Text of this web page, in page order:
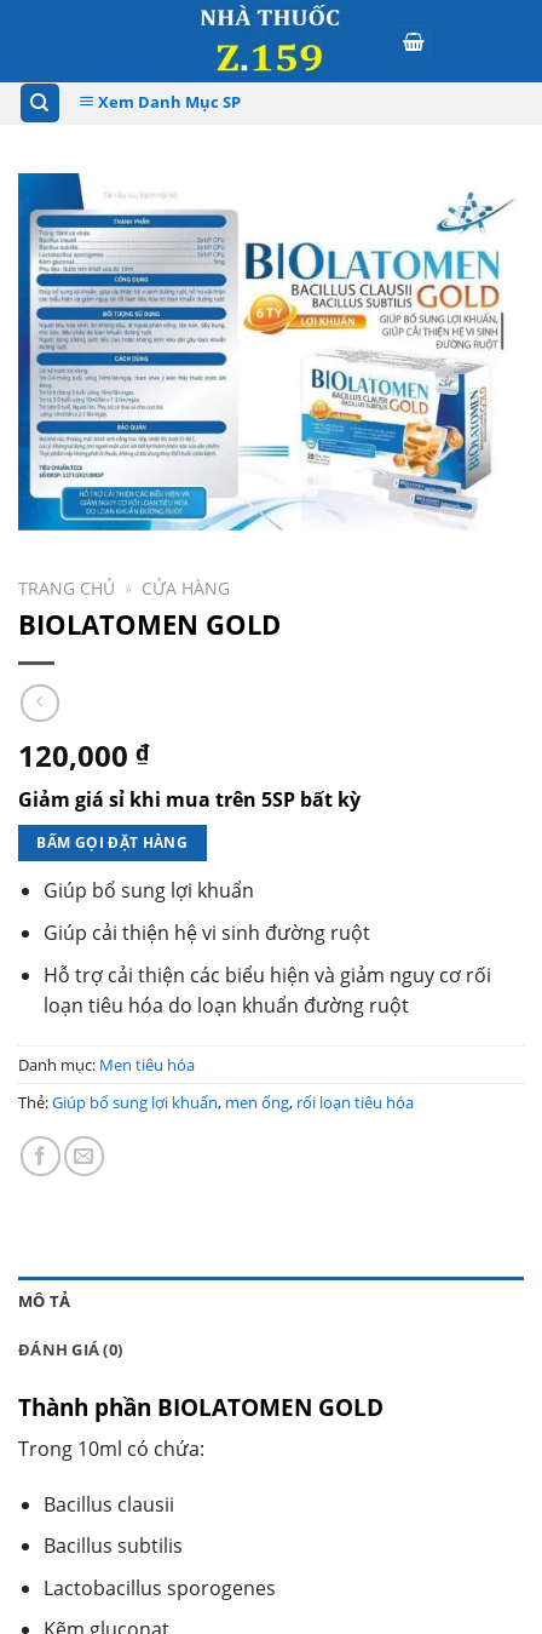
Xem Danh Mục SP
TRANG CHỦ » CỬA HÀNG
BIOLATOMEN GOLD
120,000 ₫
Giảm giá sỉ khi mua trên 5SP bất kỳ
BẤM GỌI ĐẶT HÀNG
Giúp bổ sung lợi khuẩn
Giúp cải thiện hệ vi sinh đường ruột
Hỗ trợ cải thiện các biểu hiện và giảm nguy cơ rối
loạn tiêu hóa do loạn khuẩn đường ruột
Danh mục: Men tiêu hóa
Thẻ:Giúp bổ sung lợi khuẩn, men ống, rối loạn tiêu hóa
MÔ TẢ
ĐÁNH GIÁ (0)
Thành phần BIOLATOMEN GOLD
Trong 10ml có chứa:
Bacillus clausii
Bacillus subtilis
Lactobacillus sporogenes